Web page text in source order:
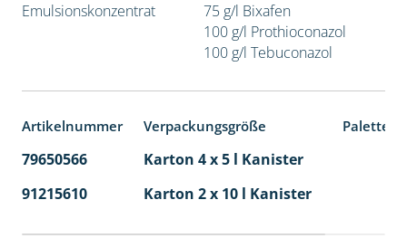
Emulsionskonzentrat
75 g/l Bixafen
100 g/l Prothioconazol
100 g/l Tebuconazol
Artikelnummer Verpackungsgröße
79650566 Karton 4 x 5 l Kanister
91215610
Karton 2 x 10 l Kanister